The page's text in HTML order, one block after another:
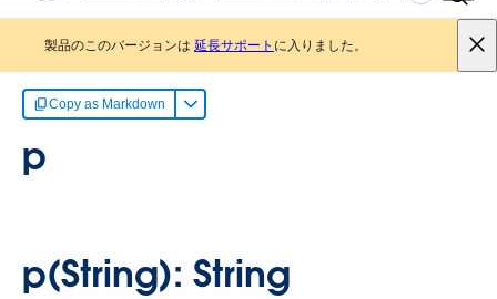
製品のこのバージョンは 延長サポート に入りました。
Copy as Markdown
p
p(String): String